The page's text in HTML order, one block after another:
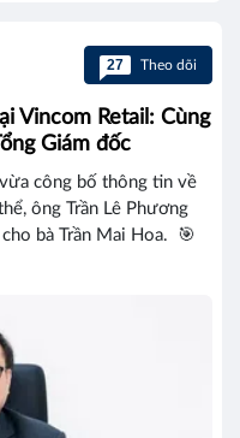
27 Theo dõi
Vincom Retail: Cùng
Giám đốc
công bố thông tin về
ông Trần Lê Phương
bà Trần Mai Hoa. 🎯